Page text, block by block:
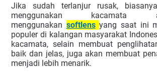
Jika sudah terlanjur rusak,
menggunakan
menggunakan softlens yang saat ini
populer di kalangan masyarakat
kacamata, selain membuat
baik dan jelas, juga akan membuat
menjadi lebih menarik.